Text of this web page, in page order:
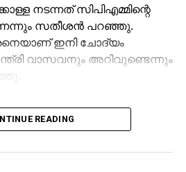
നടന്നത് സിപിഎമ്മിന്റെ
സതീശന്‍ പറഞ്ഞു.
ഇനി ചോദ്യം
വാസവനും അറിവുണ്ടെന്നും
മുഖ്യമന്ത്രി
മൗനം പാലിക്കുന്നു.
പറയാന്‍ എം.വി
READING